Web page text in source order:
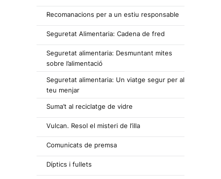
Recomanacions per a un estiu responsable
Seguretat Alimentaria: Cadena de fred
Seguretat alimentaria: Desmuntant mites
sobre l’alimentació
Seguretat alimentaria: Un viatge segur per al
teu menjar
Suma’t al reciclatge de vidre
Vulcan. Resol el misteri de l’illa
Comunicats de premsa
Díptics i fullets